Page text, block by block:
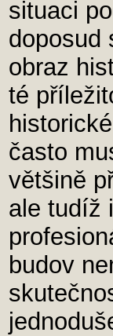
situaci
doposud
obraz
té
často
většině
ale tudíž
budov